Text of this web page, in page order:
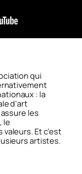
qui
: la
d’art
les
le
Et c’est
artistes.